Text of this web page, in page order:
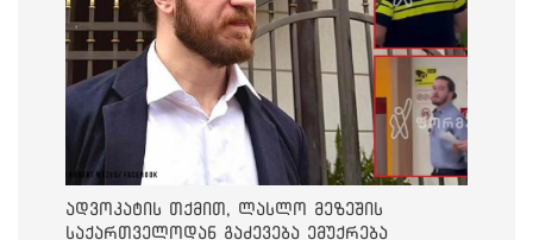
ადვოკატის თქმით, ლასლო მეზეშის
საქართველოდან გაძევება ემუქრება